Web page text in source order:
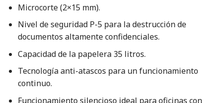
Microcorte (2×15 mm).
Nivel de seguridad P-5 para la destrucción de
documentos altamente confidenciales.
Capacidad de la papelera 35 litros.
Tecnología anti-atascos para un funcionamiento
continuo.
Funcionamiento silencioso ideal para oficinas con